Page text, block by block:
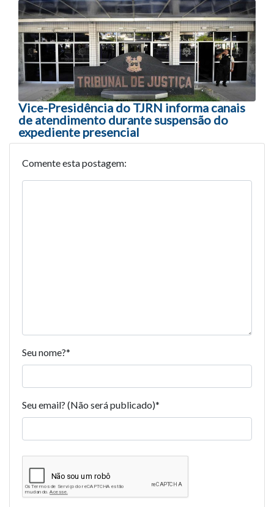
Vice-Presidência do TJRN informa canais
de atendimento durante suspensão do
expediente presencial
Comente esta postagem:
Seu nome?*
Seu email? (Não será publicado)*